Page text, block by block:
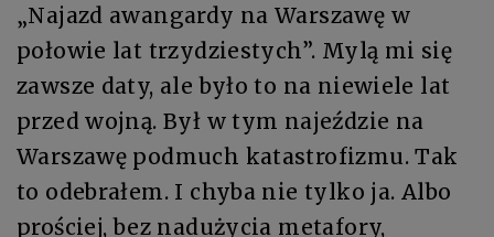
„Najazd awangardy na Warszawę w
połowie lat trzydziestych”. Mylą mi się
zawsze daty, ale było to na niewiele lat
przed wojną. Był w tym najeździe na
Warszawę podmuch katastrofizmu. Tak
to odebrałem. I chyba nie tylko ja. Albo
prościej, bez nadużycia metafory,